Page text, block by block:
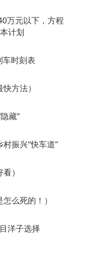
万元以下，方程
计划
时刻表
方法）
藏”
振兴“快车道”
）
么死的！）
洋子选择